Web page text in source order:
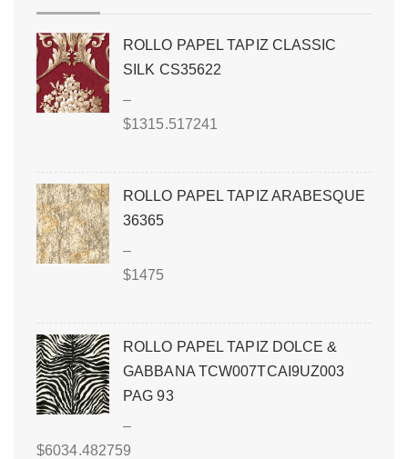
ROLLO PAPEL TAPIZ CLASSIC
SILK CS35622
–
$1315.517241
ROLLO PAPEL TAPIZ ARABESQUE
36365
–
$1475
ROLLO PAPEL TAPIZ DOLCE &
GABBANA TCW007TCAI9UZ003
PAG 93
–
$6034.482759